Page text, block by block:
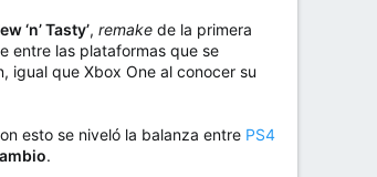
‘n’ Tasty’, remake de la primera
entre las plataformas que se
igual que Xbox One al conocer su
esto se niveló la balanza entre PS4
.